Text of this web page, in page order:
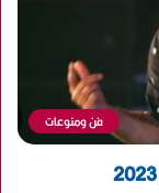
فن ومنوعات